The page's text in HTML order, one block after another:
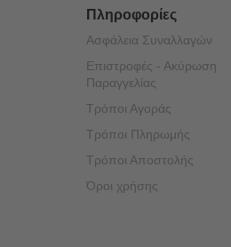
Πληροφορίες
Ασφάλεια Συναλλαγών
Επιστροφές - Ακύρωση
Παραγγελίας
Τρόποι Αγοράς
Τρόποι Πληρωμής
Τρόποι Αποστολής
Όροι χρήσης